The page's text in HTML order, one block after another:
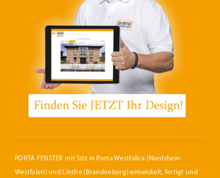
PORTA FENSTER mit Sitz in Porta Westfalica (Nordrhein-
Westfalen) und Linthe (Brandenburg) entwickelt, fertigt und